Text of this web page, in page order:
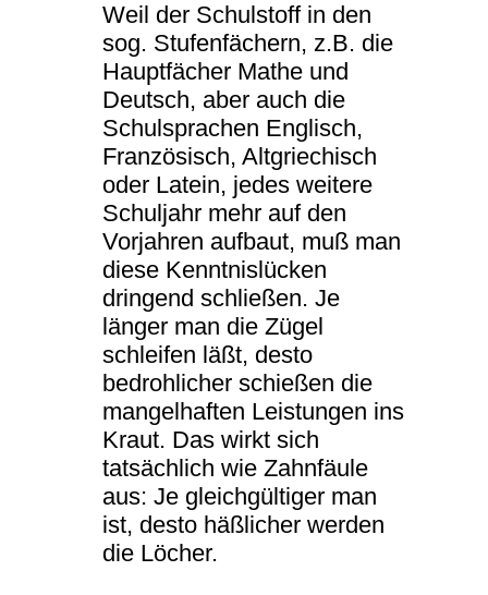
Weil der Schulstoff in den
sog. Stufenfächern, z.B. die
Hauptfächer Mathe und
Deutsch, aber auch die
Schulsprachen Englisch,
Französisch, Altgriechisch
oder Latein, jedes weitere
Schuljahr mehr auf den
Vorjahren aufbaut, muß man
diese Kenntnislücken
dringend schließen. Je
länger man die Zügel
schleifen läßt, desto
bedrohlicher schießen die
mangelhaften Leistungen ins
Kraut. Das wirkt sich
tatsächlich wie Zahnfäule
aus: Je gleichgültiger man
ist, desto häßlicher werden
die Löcher.